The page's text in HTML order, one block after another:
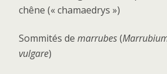
chêne (« chamaedrys »)
Sommités de marrubes(
vulgare)